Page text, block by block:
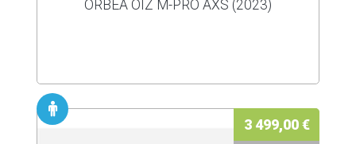
ORBEA OIZ M-PRO AXS (2023)
3 499,00 €